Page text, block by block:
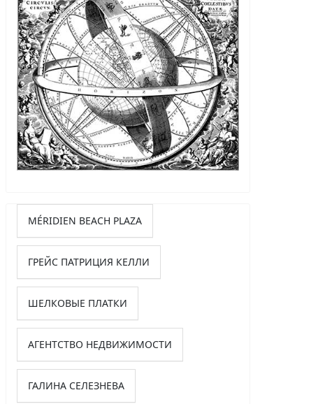
MÉRIDIEN BEACH PLAZA
ГРЕЙС ПАТРИЦИЯ КЕЛЛИ
ШЕЛКОВЫЕ ПЛАТКИ
АГЕНТСТВО НЕДВИЖИМОСТИ
ГАЛИНА СЕЛЕЗНЕВА